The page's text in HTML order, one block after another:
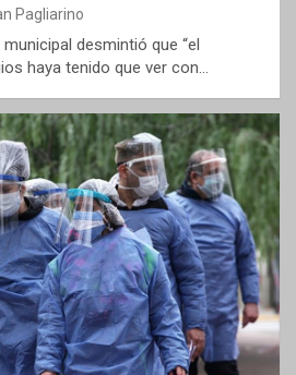
Pagliarino
desmintió que “el
haya tenido que ver con…